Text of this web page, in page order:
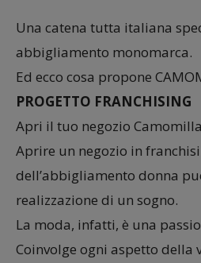
Una catena tutta italiana
abbigliamento monomarca.
Ed ecco cosa propone
PROGETTO FRANCHISING
Apri il tuo negozio
Aprire un negozio in
dell’abbigliamento donna
realizzazione di un sogno.
La moda, infatti, è una
Coinvolge ogni aspetto della